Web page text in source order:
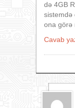
də 4GB
sistemdə
ona görə
Cavab